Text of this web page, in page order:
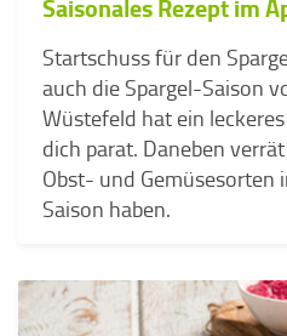
Saisonales Rezept im
Startschuss für den
auch die Spargel-Saison
Wüstefeld hat ein
dich parat. Daneben
Obst- und Gemüsesorten
Saison haben.